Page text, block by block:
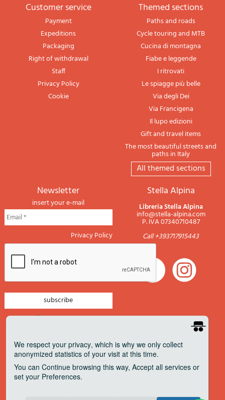
Customer service
Payment
Expeditions
Packaging
Right of withdrawal
Staff
Privacy Policy
Cookie
themed sections
Paths and roads
Cycle touring and MTB
Cucina di montagna
Fiabe e leggende
I ritrovati
Le spiagge più belle
Via degli Dei
Via Francigena
Il lupo edizioni
Gift and travel items
The most beautiful streets and
paths in Italy
All themed sections
newsletter
insert your e-mail
Privacy Policy
newsletter travels
newsletter military
Stella Alpina
Libreria Stella Alpina
info@stella-alpina.com
P. IVA 07340710487
Call +393717915443
We respect your privacy, which is why we only collect
anonymized statistics of your visit at this time.
You can Continue browsing this way, Accept all services or
set your Preferences.